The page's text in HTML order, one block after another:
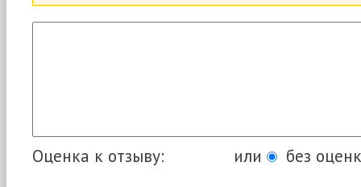
Оценка к отзыву: или без